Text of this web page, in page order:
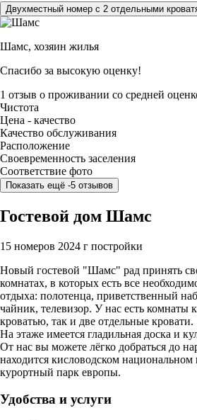
Двухместный номер с 2 отдельными
Шамс, хозяин жилья
Спасибо за высокую оценку!
1 отзыв о проживании со средней
Чистота
Цена - качество
Качество обслуживания
Расположение
Своевременность заселения
Соответствие фото
Показать ещё -5 отзывов
Гостевой дом Шамс
15 номеров 2024 г постройки
Новый гостевой "Шамс" рад принять
комнатах, в которых есть все
отдыха: полотенца, приветственный
чайник, телевизор. У нас есть комнаты
кроватью, так и две отдельные кровати.
На этаже имеется гладильная доска и
От нас вы можете лёгко добраться до
находится кисловодском
курортный парк европы.
Удобства и услуги